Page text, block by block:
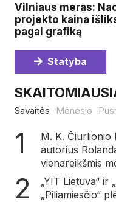
Vilniaus meras:
projekto kaina
pagal grafiką
Statyba
Savaitės Mėnesio
M. K.
autorius
vienareikšmis
„YIT Lietuva“ ir
„Piliamiesčio“